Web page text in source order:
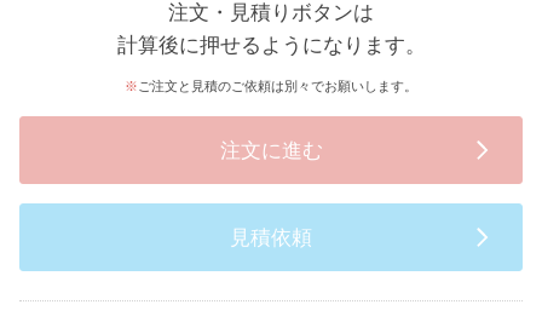
注文・見積りボタンは
計算後に押せるようになります。
ご注文と見積のご依頼は別々でお願いします。
注文に進む
見積依頼